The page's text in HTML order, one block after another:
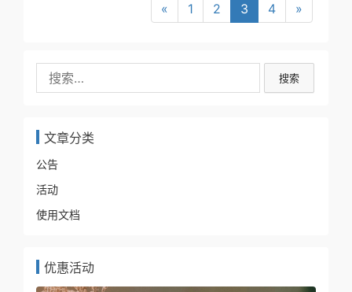
« 1 2 3 4 »
搜索
文章分类
公告
活动
使用文档
优惠活动